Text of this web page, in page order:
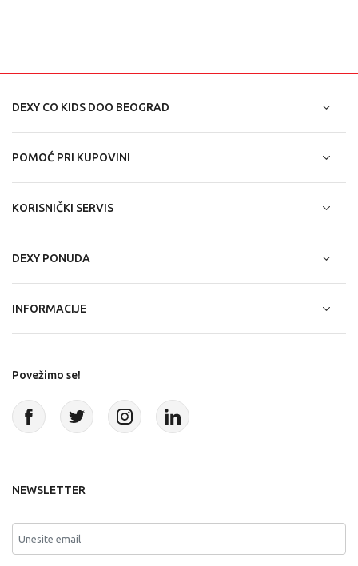
DEXY CO KIDS DOO BEOGRAD
POMOĆ PRI KUPOVINI
KORISNIČKI SERVIS
DEXY PONUDA
INFORMACIJE
Povežimo se!
NEWSLETTER